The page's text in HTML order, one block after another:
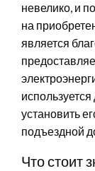
невелико, и
на
является
установить
подъездной
Что стоит